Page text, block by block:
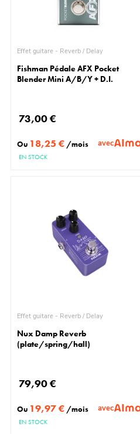
Effet guitare - Reverb / Delay
Fishman Pédale AFX Pocket
Blender Mini A/B/Y + D.I.
73,00 €
Ou 18,25 € /mois avec
EN STOCK
Effet guitare - Reverb / Delay
Nux Damp Reverb
(plate/spring/hall)
79,90 €
Ou 19,97 € /mois avec
EN STOCK